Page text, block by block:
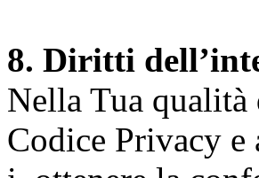
8. Diritti
Nella Tua
Codice Privacy